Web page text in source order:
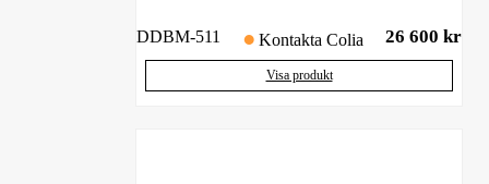
DDBM-511 Kontakta Colia 26 600 kr
Visa produkt